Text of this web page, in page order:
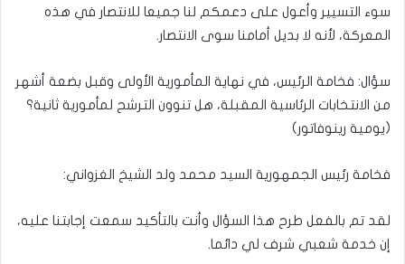
سوء التسيير وأعول على دعمكم لنا جميعا للانتصار في هذه
المعركة، لأنه لا بديل أمامنا سوى الانتصار.
سؤال: فخامة الرئيس، في نهاية المأمورية الأولى وقبل بضعة أشهر
من الانتخابات الرئاسية المقبلة، هل تنوون الترشح لمأمورية ثانية؟
(يومية رينوفاتور)
فخامة رئيس الجمهورية السيد محمد ولد الشيخ الغزواني:
لقد تم بالفعل طرح هذا السؤال وأنت بالتأكيد سمعت إجابتنا عليه،
إن خدمة شعبي شرف لي دائما.